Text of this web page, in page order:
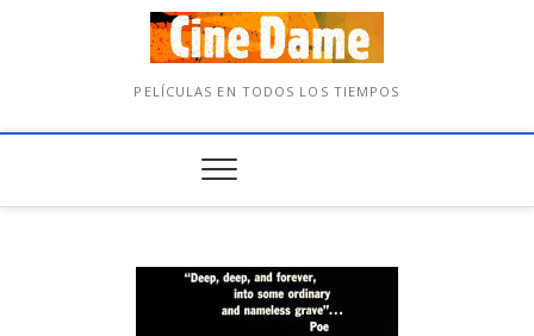
PELÍCULAS EN TODOS LOS TIEMPOS